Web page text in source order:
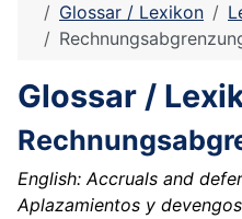
Glossar / Lexikon
Glossar /
English: Accruals and
Aplazamientos y